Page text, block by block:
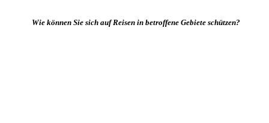
Wie können Sie sich auf Reisen in betroffene Gebiete schützen?